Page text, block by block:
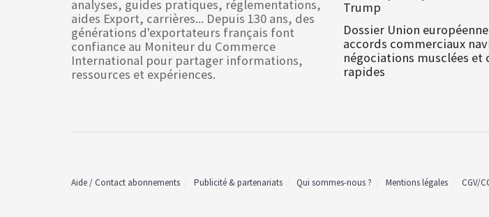
analyses, guides pratiques, réglementations,
aides Export, carrières... Depuis 130 ans, des
générations d'exportateurs français font
confiance au Moniteur du Commerce
International pour partager informations,
ressources et expériences.
Trump
Dossier Union
accords commerciaux
négociations musclées et
rapides
Aide / Contact abonnements Publicité & partenariats Qui sommes-nous ? Mentions légales CGV/